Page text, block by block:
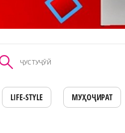
LIFE-STYLE МУҲОҶИРАТ